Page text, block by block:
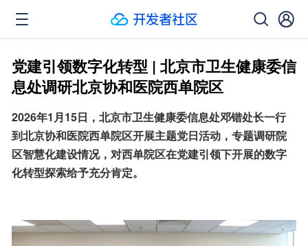
党建引领数字化转型 | 北京市卫生健康委信
息处调研北京协和医院西单院区
2026年1月15日，北京市卫生健康委信息处邓锴处长一行
到北京协和医院西单院区开展主题党日活动，专题调研院
区智慧化建设情况，对西单院区在党建引领下开展的数字
化转型探索给予充分肯定。